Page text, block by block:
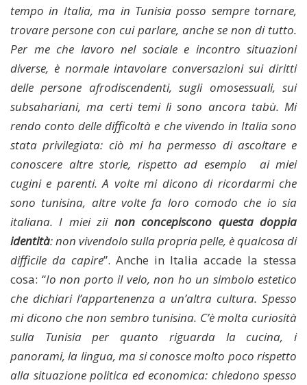
tempo in Italia, ma in Tunisia posso sempre tornare,
trovare persone con cui parlare, anche se non di tutto.
Per me che lavoro nel sociale e incontro situazioni
diverse, è normale intavolare conversazioni sui diritti
delle persone afrodiscendenti, sugli omosessuali, sui
subsahariani, ma certi temi lì sono ancora tabù. Mi
rendo conto delle difficoltà e che vivendo in Italia sono
stata privilegiata: ciò mi ha permesso di ascoltare e
conoscere altre storie, rispetto ad esempio ai miei
cugini e parenti. A volte mi dicono di ricordarmi che
sono tunisina, altre volte fa loro comodo che io sia
italiana. I miei zii non concepiscono questa doppia
identità: non vivendolo sulla propria pelle, è qualcosa di
difficile da capire”. Anche in Italia accade la stessa
cosa: “Io non porto il velo, non ho un simbolo estetico
che dichiari l’appartenenza a un’altra cultura. Spesso
mi dicono che non sembro tunisina. C’è molta curiosità
sulla Tunisia per quanto riguarda la cucina, i
panorami, la lingua, ma si conosce molto poco rispetto
alla situazione politica ed economica: chiedono spesso